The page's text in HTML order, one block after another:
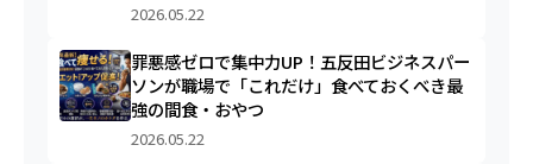
2026.05.22
罪悪感ゼロで集中力UP！五反田ビジネスパー
ソンが職場で「これだけ」食べておくべき最
強の間食・おやつ
2026.05.22